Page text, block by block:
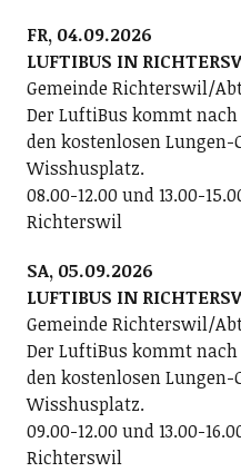
FR, 04.09.2026
LUFTIBUS IN
Gemeinde Richterswil/
Der LuftiBus kommt
den kostenlosen Lungen-
Wisshusplatz.
08.00-12.00 und 13.00-
Richterswil
SA, 05.09.2026
LUFTIBUS IN
Gemeinde Richterswil/
Der LuftiBus kommt
den kostenlosen Lungen-
Wisshusplatz.
09.00-12.00 und 13.00-
Richterswil